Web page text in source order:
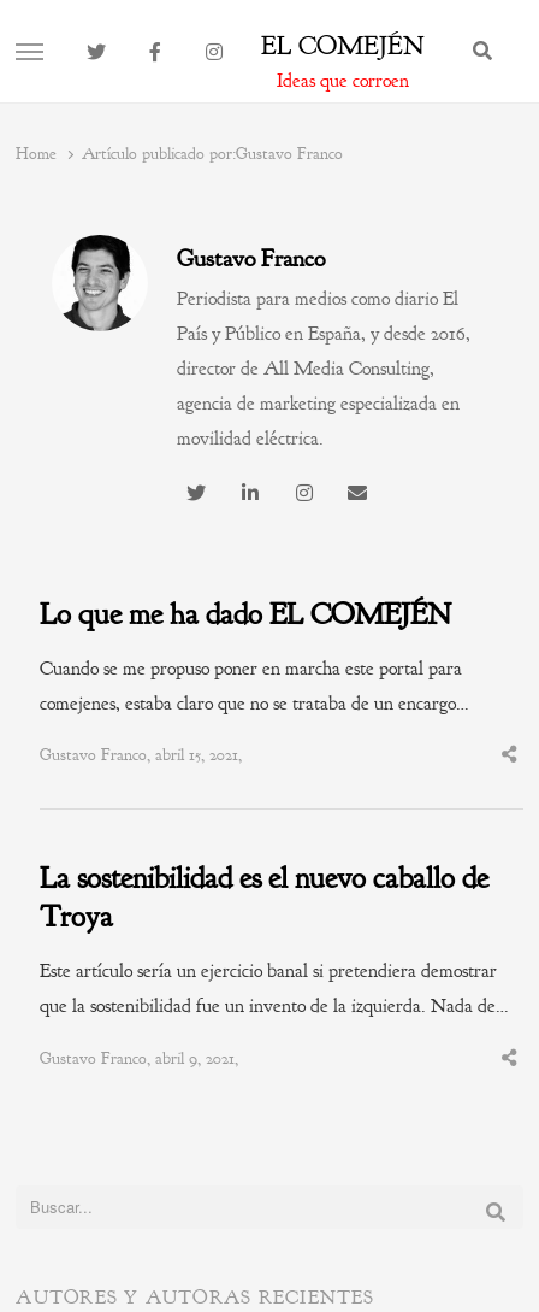
MENU EL COMEJÉN
Ideas que corroen
Home Artículo publicado por:Gustavo Franco
Gustavo Franco
Periodista para medios como diario El
País y Público en España, y desde 2016,
director de All Media Consulting,
agencia de marketing especializada en
movilidad eléctrica.
Lo que me ha dado EL COMEJÉN
Cuando se me propuso poner en marcha este portal para
comejenes, estaba claro que no se trataba de un encargo…
Gustavo Franco, abril 15, 2021,
La sostenibilidad es el nuevo caballo de
Troya
Este artículo sería un ejercicio banal si pretendiera demostrar
que la sostenibilidad fue un invento de la izquierda. Nada de…
Gustavo Franco, abril 9, 2021,
Buscar:
AUTORES Y AUTORAS RECIENTES